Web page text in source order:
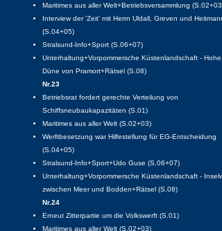
Maritimes aus aller Welt+Betriebsversammlung (S.02+03)
Interview der 'Zeit' mit Herrn Uldall, Greven und Heitmann
(S.04+05)
Stralsund-Info+Sport (S.06+07)
Unterhaltung+Vorpommersche Küstenlandschaft - Hohe
Düne von Pramort+Rätsel (S.08)
Nr.23
Betriebsrat fordert gerechte Verteilung von
Schiffsneubaukapazitäten (S.01)
Maritimes aus aller Welt (S.02+03)
Werftbesetzung war Hilfestellung für EG-Entscheidung
(S.04+05)
Stralsund-Info+Sport+Udo Guse (S.06+07)
Unterhaltung+Vorpommersche Küstenlandschaft -
zwischen Meer und Bodden+Rätsel (S.08)
Nr.24
Erneut Zitterpartie um die Volkswerft (S.01)
Maritimes aus aller Welt (S.02+03)